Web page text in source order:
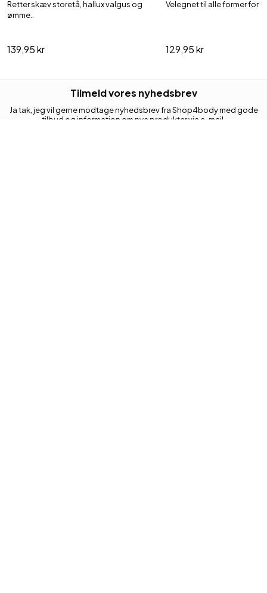
Retter skæv storetå, hallux valgus og
ømme..
139,95 kr
Velegnet til alle former for
129,95 kr
Tilmeld vores nyhedsbrev
Ja tak, jeg vil gerne modtage nyhedsbrev fra Shop4body med gode
tilbud og information om nye produkter via e-mail.